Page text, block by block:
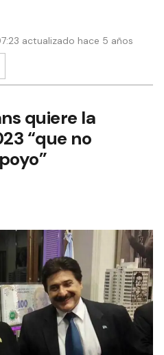
actualizado hace 5 años
quiere la
“que no